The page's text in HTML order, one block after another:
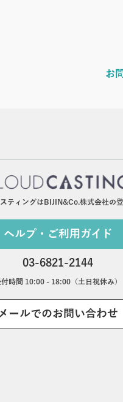
お
ティングはBIJIN&Co.株式会社の
ヘルプ・ご利用ガイド
03-6821-2144
付時間 10:00 - 18:00（土日祝休み）
ールでのお問い合わせ